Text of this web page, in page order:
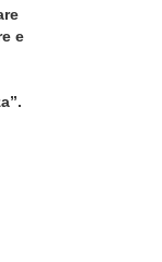
e